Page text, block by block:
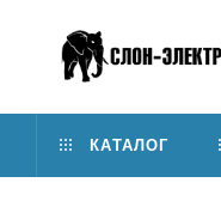
КАТАЛОГ